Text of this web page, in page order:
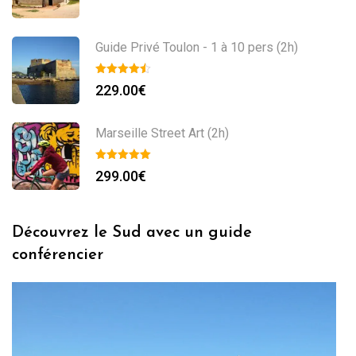
Guide Privé Toulon - 1 à 10 pers (2h)
229.00€
Marseille Street Art (2h)
299.00€
Découvrez le Sud avec un guide
conférencier